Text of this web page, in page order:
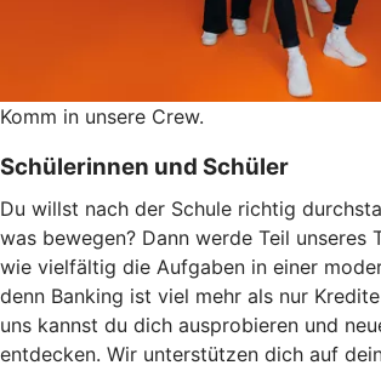
Komm in unsere Crew.
Schülerinnen und Schüler
Du willst nach der Schule richtig
was bewegen? Dann werde Teil unseres
wie vielfältig die Aufgaben in einer
denn Banking ist viel mehr als nur
uns kannst du dich ausprobieren und
entdecken. Wir unterstützen dich auf